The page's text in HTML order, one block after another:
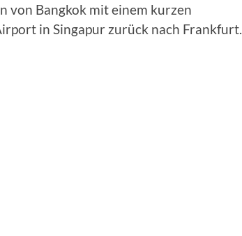
von Bangkok mit einem kurzen
in Singapur zurück nach Frankfurt.